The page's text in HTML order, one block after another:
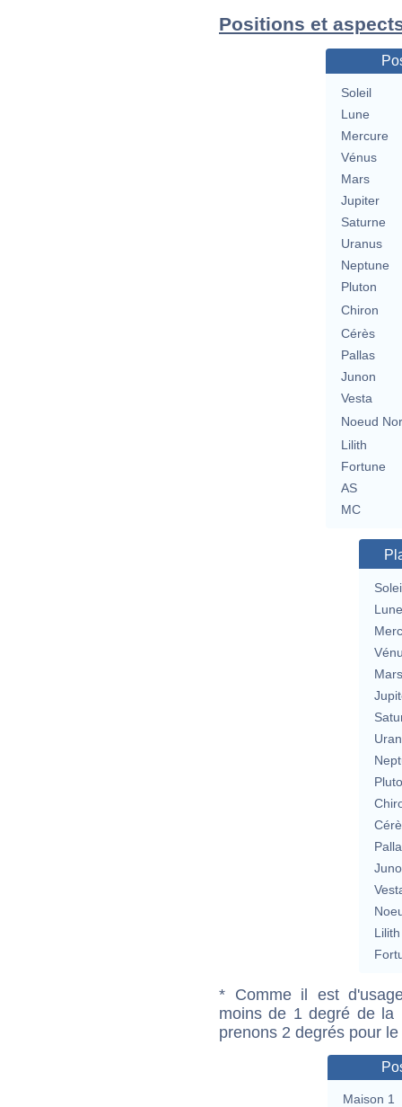
Positions et
Soleil
Lune
Mercure
Vénus
Mars
Jupiter
Saturne
Uranus
Neptune
Pluton
Chiron
Cérès
Pallas
Junon
Vesta
Noeud
Lilith
Fortune
AS
MC
Lune
Mars
Lilith
* Comme il est
moins de 1 degré de la
prenons 2 degrés pour
Maison 1